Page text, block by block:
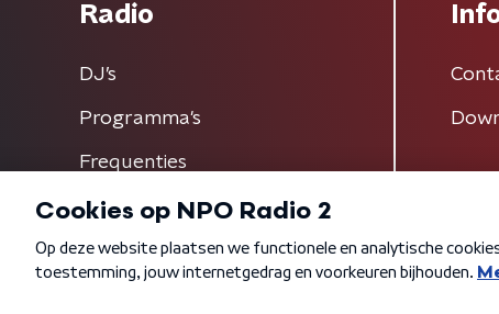
Radio
DJ’s
Programma's
Frequenties
Algemene voorwaarden Privacybeleid